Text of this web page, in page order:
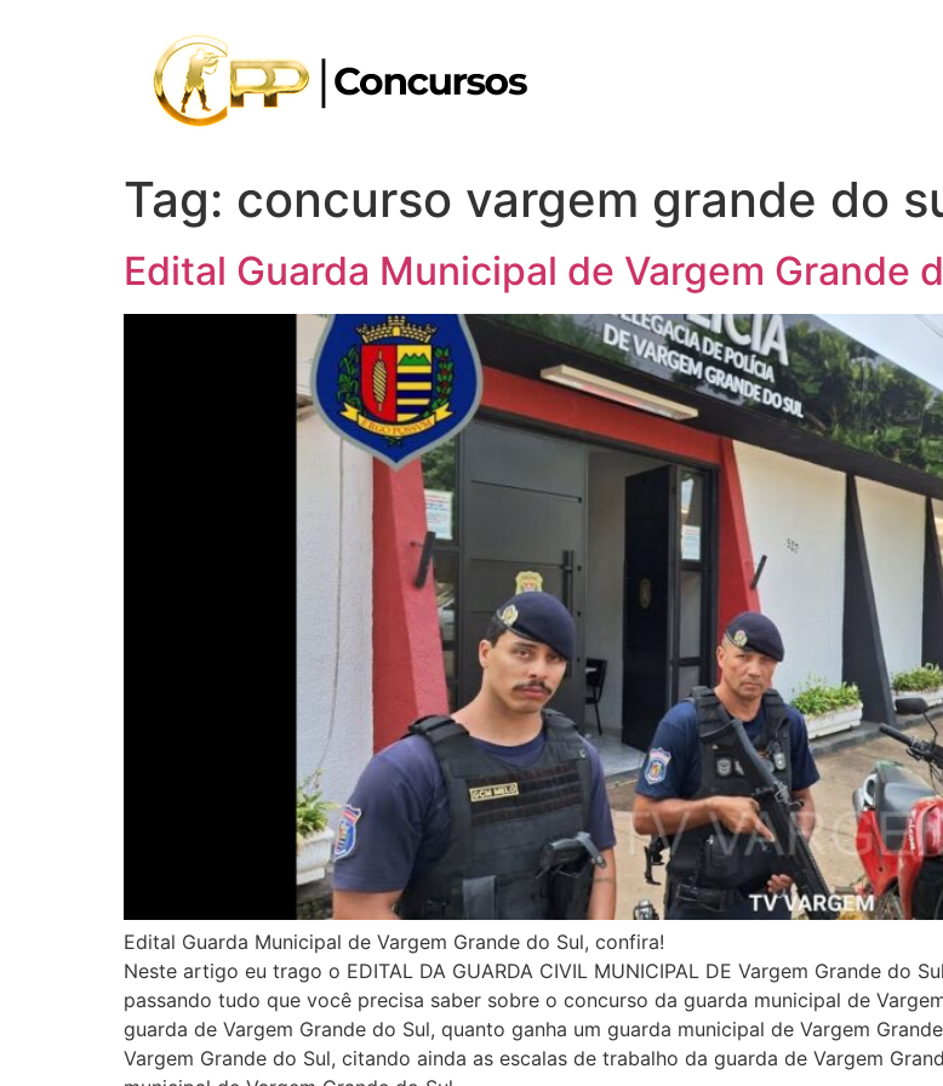
Tag: concurso vargem grande do
Edital Guarda Municipal de Vargem Grande
Edital Guarda Municipal de Vargem Grande do Sul, confira!
Neste artigo eu trago o EDITAL DA GUARDA CIVIL MUNICIPAL DE Vargem Grande do
passando tudo que você precisa saber sobre o concurso da guarda municipal de
guarda de Vargem Grande do Sul, quanto ganha um guarda municipal de Vargem
Vargem Grande do Sul, citando ainda as escalas de trabalho da guarda de Vargem